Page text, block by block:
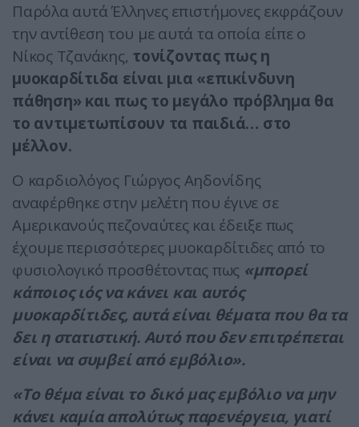
Παρόλα αυτά Έλληνες επιστήμονες εκφράζουν
την αντίθεση του με αυτά τα οποία είπε ο
Νίκος Τζανάκης, τονίζοντας πως η
μυοκαρδίτιδα είναι μια «επικίνδυνη
πάθηση» και πως το μεγάλο πρόβλημα θα
το αντιμετωπίσουν τα παιδιά… στο
μέλλον.
Ο καρδιολόγος Γιώργος Αηδονίδης
αναφέρθηκε στην μελέτη που έγινε σε
Αμερικανούς πεζοναύτες και έδειξε πως
έχουμε περισσότερες μυοκαρδίτιδες από το
φυσιολογικό προσθέτοντας πως «μπορεί
κάποιος ιός να κάνει και αυτός
μυοκαρδίτιδες, αυτά είναι θέματα που θα τα
δει η στατιστική. Αυτό που δεν επιτρέπεται
είναι να συμβεί από εμβόλιο».
«Το θέμα είναι το δικό μας εμβόλιο να μην
κάνει καμία απολύτως παρενέργεια, γιατί